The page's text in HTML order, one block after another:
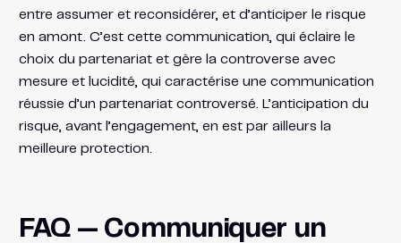
entre assumer et reconsidérer, et d’anticiper le risque
en amont. C’est cette communication, qui éclaire le
choix du partenariat et gère la controverse avec
mesure et lucidité, qui caractérise une communication
réussie d’un partenariat controversé. L’anticipation du
risque, avant l’engagement, en est par ailleurs la
meilleure protection.
FAQ — Communiquer un